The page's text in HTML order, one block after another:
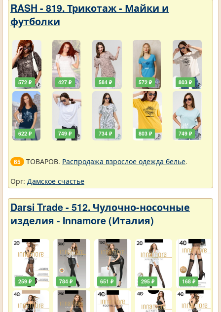
RASH - 819. Трикотаж - Майки и
футболки
572 ₽
622 ₽
427 ₽
749 ₽
584 ₽
734 ₽
572 ₽
803 ₽
803 ₽
749 ₽
65 ТОВАРОВ. Распродажа взрослое одежда белье.
Орг: Дамское счастье
Darsi Trade - 512. Чулочно-носочные
изделия - Innamore (Италия)
259 ₽ 784 ₽ 651 ₽ 295 ₽ 168 ₽